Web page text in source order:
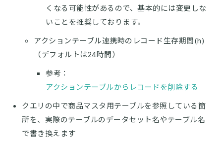
くなる可能性があるので、基本的には変更しな
いことを推奨しております。
アクションテーブル連携時のレコード生存期間(h)
（デフォルトは24時間）
参考：
アクションテーブルからレコードを削除する
クエリの中で商品マスタ用テーブルを参照している箇
所を、実際のテーブルのデータセット名やテーブル名
で書き換えます